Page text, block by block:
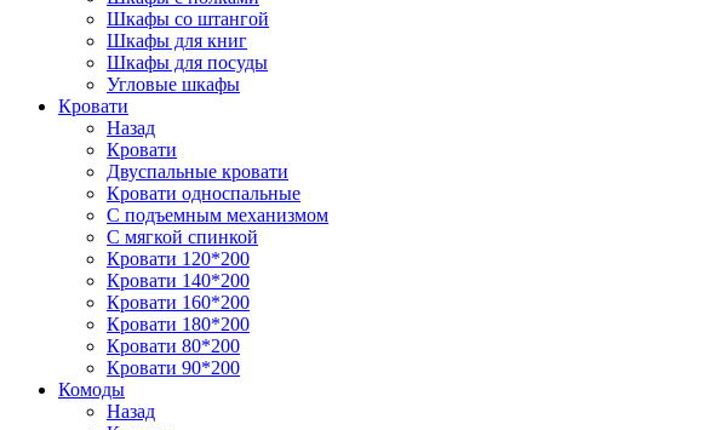
Шкафы со штангой
Шкафы для книг
Шкафы для посуды
Угловые шкафы
Кровати
Назад
Кровати
Двуспальные кровати
Кровати односпальные
С подъемным механизмом
С мягкой спинкой
Кровати 120*200
Кровати 140*200
Кровати 160*200
Кровати 180*200
Кровати 80*200
Кровати 90*200
Комоды
Назад